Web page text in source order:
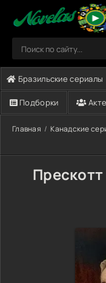
Бразильские сериалы
Подборки
Главная Канадские